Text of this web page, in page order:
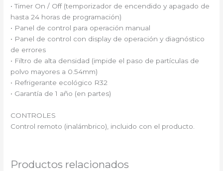
• Timer On / Off (temporizador de encendido y apagado de
hasta 24 horas de programación)
• Panel de control para operación manual
• Panel de control con display de operación y diagnóstico
de errores
• Filtro de alta densidad (impide el paso de partículas de
polvo mayores a 0.54mm)
• Refrigerante ecológico R32
• Garantía de 1 año (en partes)
CONTROLES
Control remoto (inalámbrico), incluido con el producto.
Productos relacionados